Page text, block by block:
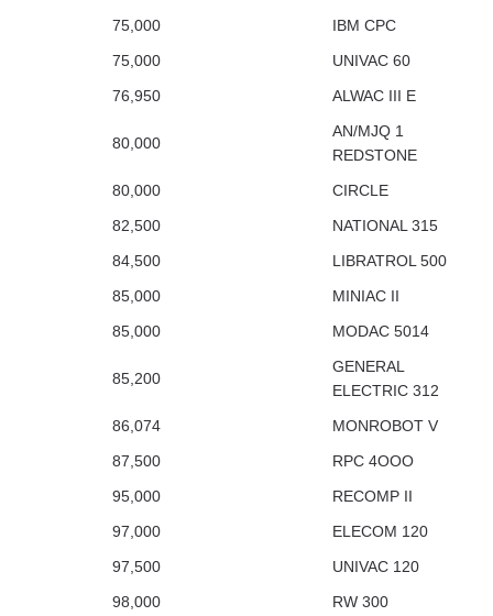
75,000
IBM CPC
75,000
UNIVAC 60
76,950
ALWAC III E
80,000
AN/MJQ 1
REDSTONE
80,000
CIRCLE
82,500
NATIONAL 315
84,500
LIBRATROL 500
85,000
MINIAC II
85,000
MODAC 5014
85,200
GENERAL
ELECTRIC 312
86,074
MONROBOT V
87,500
RPC 4OOO
95,000
RECOMP II
97,000
ELECOM 120
97,500
UNIVAC 120
98,000
RW 300